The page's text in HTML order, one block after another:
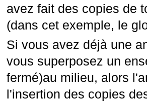
avez fait des copies de
(dans cet exemple, le
Si vous avez déjà une
vous superposez un
fermé)au milieu, alors
l'insertion des copies